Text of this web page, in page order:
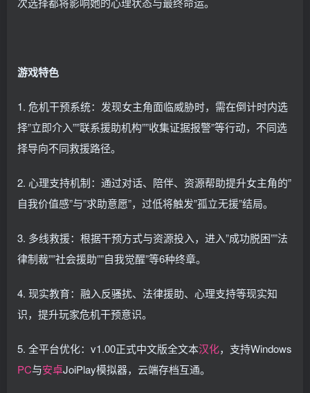
游戏特色
1. 危机干预系统：发现女主角面临威胁时，需在倒计时内选
择”立即介入””联系援助机构””收集证据报警”等行动，不同选
择导向不同救援路径。
2. 心理支持机制：通过对话、陪伴、资源帮助提升女主角的”
自我价值感”与”求助意愿”，过低将触发”孤立无援”结局。
3. 多线救援：根据干预方式与资源投入，进入”成功脱困””法
律制裁””社会援助””自我觉醒”等6种终章。
4. 现实教育：融入反骚扰、法律援助、心理支持等现实知
识，提升玩家危机干预意识。
5. 全平台优化：v1.00正式中文版全文本汉化，支持Windows
PC与安卓JoiPlay模拟器，云端存档互通。